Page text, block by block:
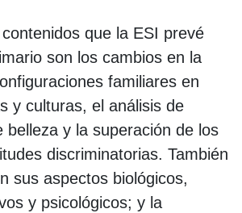
que la ESI prevé
son los cambios en la
familiares en
y culturas, el análisis de
belleza y la superación de los
discriminatorias. También
sus aspectos biológicos,
y psicológicos; y la